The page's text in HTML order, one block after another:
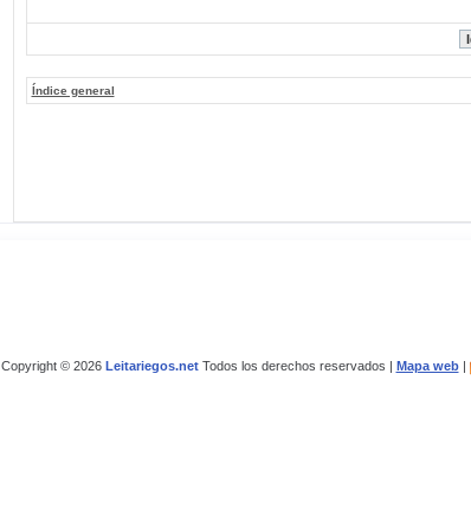
Índice general
Copyright © 2026 Leitariegos.netTodos los derechos reservados | Mapa web|